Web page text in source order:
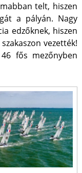
telt, hiszen
a pályán. Nagy
edzőknek, hiszen
vezették!
fős mezőnyben